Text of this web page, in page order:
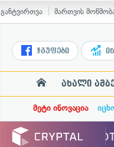
განტვირთვა მართვის
ჯგუფები
ახალი
მეტი ინოვაცია